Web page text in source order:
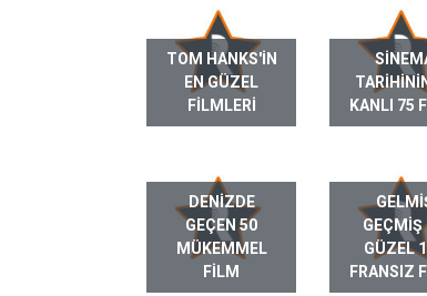
TOM HANKS'IN
EN GÜZEL
FILMLERI
KANLI 75
DENIZDE
GEÇEN 50
MÜKEMMEL
FILM
GEÇMIŞ
GÜZEL
FRANSIZ